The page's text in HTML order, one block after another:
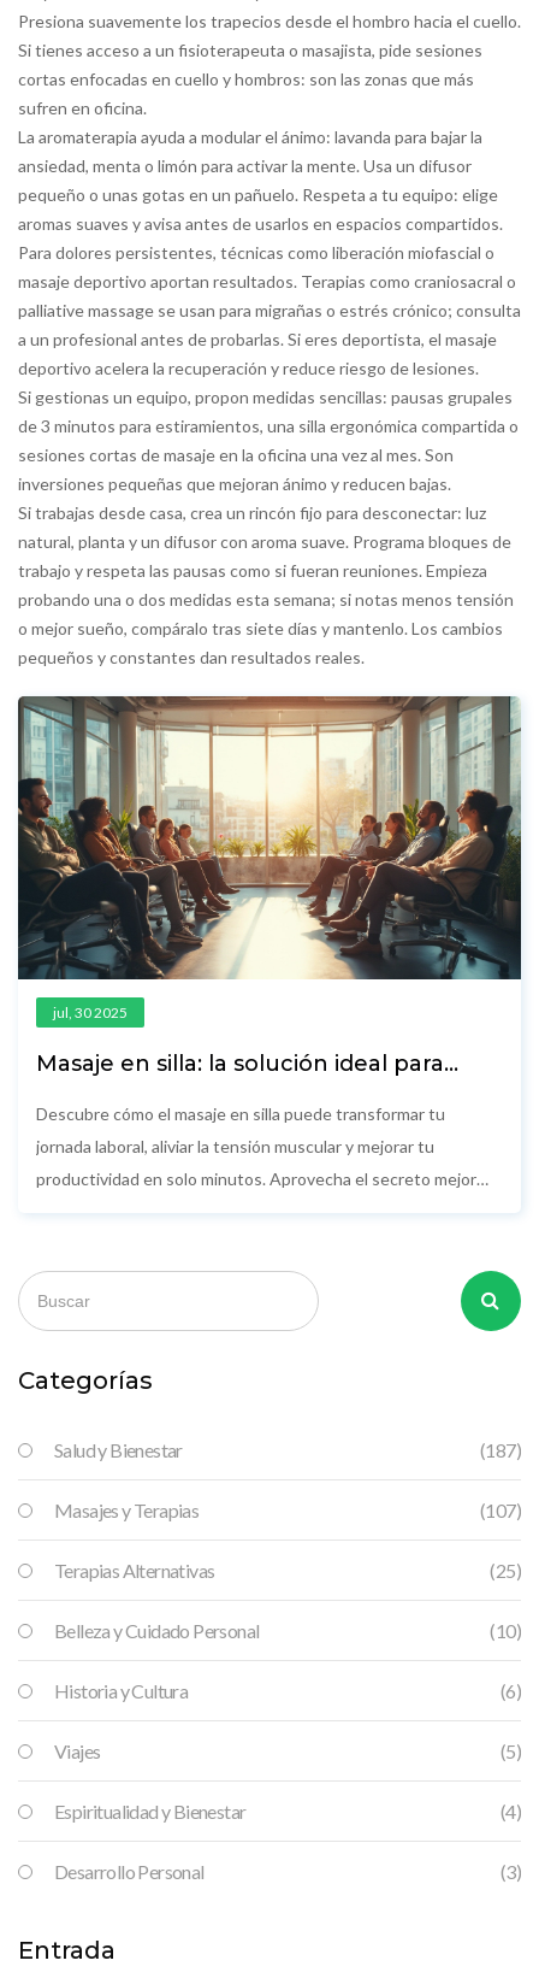
Presiona suavemente los trapecios desde el hombro hacia el cuello.
Si tienes acceso a un fisioterapeuta o masajista, pide sesiones
cortas enfocadas en cuello y hombros: son las zonas que más
sufren en oficina.
La aromaterapia ayuda a modular el ánimo: lavanda para bajar la
ansiedad, menta o limón para activar la mente. Usa un difusor
pequeño o unas gotas en un pañuelo. Respeta a tu equipo: elige
aromas suaves y avisa antes de usarlos en espacios compartidos.
Para dolores persistentes, técnicas como liberación miofascial o
masaje deportivo aportan resultados. Terapias como craniosacral o
palliative massage se usan para migrañas o estrés crónico; consulta
a un profesional antes de probarlas. Si eres deportista, el masaje
deportivo acelera la recuperación y reduce riesgo de lesiones.
Si gestionas un equipo, propon medidas sencillas: pausas grupales
de 3 minutos para estiramientos, una silla ergonómica compartida o
sesiones cortas de masaje en la oficina una vez al mes. Son
inversiones pequeñas que mejoran ánimo y reducen bajas.
Si trabajas desde casa, crea un rincón fijo para desconectar: luz
natural, planta y un difusor con aroma suave. Programa bloques de
trabajo y respeta las pausas como si fueran reuniones. Empieza
probando una o dos medidas esta semana; si notas menos tensión
o mejor sueño, compáralo tras siete días y mantenlo. Los cambios
pequeños y constantes dan resultados reales.
jul, 30 2025
Masaje en silla: la solución ideal para
Descubre cómo el masaje en silla puede transformar tu
jornada laboral, aliviar la tensión muscular y mejorar tu
productividad en solo minutos. Aprovecha el secreto mejor
Categorías
Salud y Bienestar (187)
Masajes y Terapias (107)
Terapias Alternativas (25)
Belleza y Cuidado Personal (10)
Historia y Cultura (6)
Viajes (5)
Espiritualidad y Bienestar (4)
Desarrollo Personal (3)
Entrada